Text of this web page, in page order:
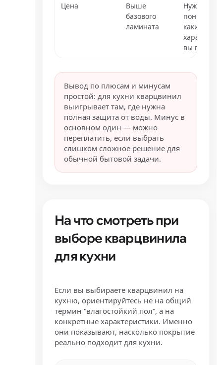
Цена
Выше
базового
ламината
Нужно
понимать,
какие
вы
Вывод по плюсам и минусам
простой: для кухни кварцвинил
выигрывает там, где нужна
полная защита от воды. Минус в
основном один — можно
переплатить, если выбрать
слишком сложное решение для
обычной бытовой задачи.
На что смотреть при
выборе кварцвинила
для кухни
Если вы выбираете кварцвинил на
кухню, ориентируйтесь не на общий
термин “влагостойкий пол”, а на
конкретные характеристики. Именно
они показывают, насколько покрытие
реально подходит для кухни.